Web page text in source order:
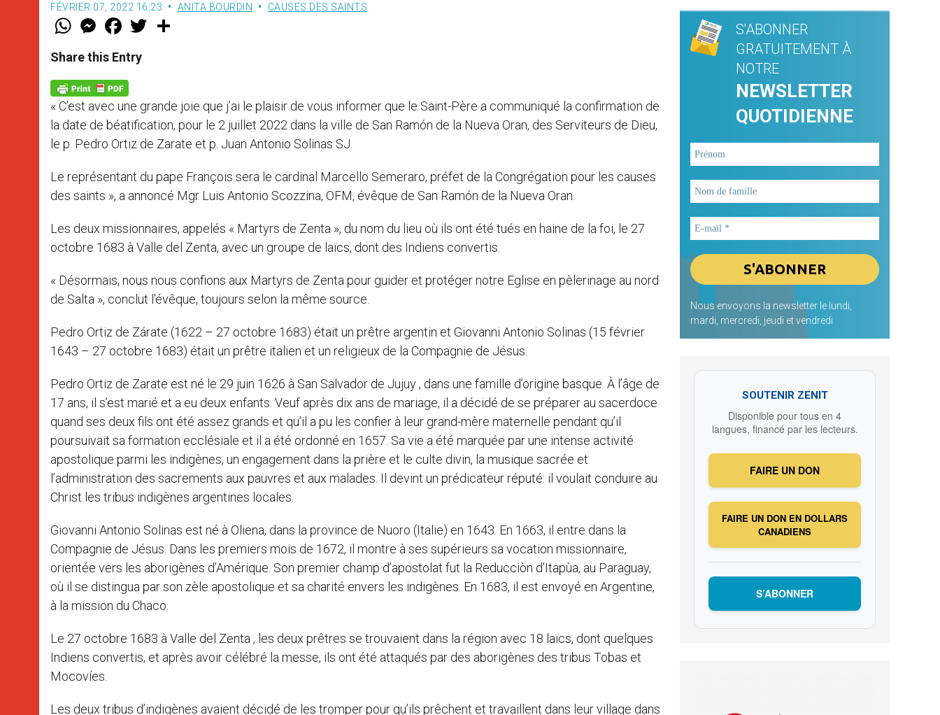
FÉVRIER 07, 2022 16:23 ANITA BOURDIN CAUSES DES SAINTS
W
t
s
p
p
M
e
s
e
g
e
r
F
a
e
b
o
k
w
Share this Entry
« C’est avec une grande joie que j’ai le plaisir de vous informer que le Saint-Père a communiqué la confirmation de
la date de béatification, pour le 2 juillet 2022 dans la ville de San Ramón de la Nueva Oran, des Serviteurs de Dieu,
le p. Pedro Ortiz de Zarate et p. Juan Antonio Solinas SJ.
Le représentant du pape François sera le cardinal Marcello Semeraro, préfet de la Congrégation pour les causes
des saints », a annoncé Mgr Luis Antonio Scozzina, OFM, évêque de San Ramón de la Nueva Oran.
Les deux missionnaires, appelés « Martyrs de Zenta », du nom du lieu où ils ont été tués en haine de la foi, le 27
octobre 1683 à Valle del Zenta, avec un groupe de laïcs, dont des Indiens convertis.
« Désormais, nous nous confions aux Martyrs de Zenta pour guider et protéger notre Eglise en pèlerinage au nord
de Salta », conclut l’évêque, toujours selon la même source.
Pedro Ortiz de Zárate (1622 – 27 octobre 1683) était un prêtre argentin et Giovanni Antonio Solinas (15 février
1643 – 27 octobre 1683) était un prêtre italien et un religieux de la Compagnie de Jésus.
Pedro Ortiz de Zarate est né le 29 juin 1626 à San Salvador de Jujuy , dans une famille d’origine basque. À l’âge de
17 ans, il s’est marié et a eu deux enfants. Veuf après dix ans de mariage, il a décidé de se préparer au sacerdoce
quand ses deux fils ont été assez grands et qu’il a pu les confier à leur grand-mère maternelle pendant qu’il
poursuivait sa formation ecclésiale et il a été ordonné en 1657. Sa vie a été marquée par une intense activité
apostolique parmi les indigènes, un engagement dans la prière et le culte divin, la musique sacrée et
l’administration des sacrements aux pauvres et aux malades. Il devint un prédicateur réputé: il voulait conduire au
Christ les tribus indigènes argentines locales.
Giovanni Antonio Solinas est né à Oliena, dans la province de Nuoro (Italie) en 1643. En 1663, il entre dans la
Compagnie de Jésus. Dans les premiers mois de 1672, il montre à ses supérieurs sa vocation missionnaire,
orientée vers les aborigènes d’Amérique. Son premier champ d’apostolat fut la Reducciòn d’Itapùa, au Paraguay,
où il se distingua par son zèle apostolique et sa charité envers les indigènes. En 1683, il est envoyé en Argentine,
à la mission du Chaco.
Le 27 octobre 1683 à Valle del Zenta , les deux prêtres se trouvaient dans la région avec 18 laïcs, dont quelques
Indiens convertis, et après avoir célébré la messe, ils ont été attaqués par des aborigènes des tribus Tobas et
Mocovíes.
Les deux tribus d’indigènes avaient décidé de les tromper pour qu’ils prêchent et travaillent dans leur village dans
S'ABONNER
GRATUITEMENT À
NOTRE
NEWSLETTER
QUOTIDIENNE
Nous envoyons la newsletter le lundi,
mardi, mercredi, jeudi et vendredi
SOUTENIR ZENIT
Disponible pour tous en 4
langues, financé par les lecteurs.
FAIRE UN DON
FAIRE UN DON EN DOLLARS
CANADIENS
S’ABONNER